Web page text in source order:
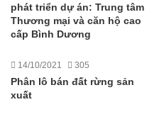
phát triển dự án: Trung tâm
Thương mại và căn hộ cao
cấp Bình Dương
14/10/2021 305
Phân lô bán đất rừng sản
xuất